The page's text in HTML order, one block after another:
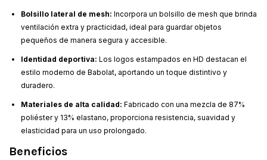
Bolsillo lateral de mesh: Incorpora un bolsillo de mesh que brinda
ventilación extra y practicidad, ideal para guardar objetos
pequeños de manera segura y accesible.
Identidad deportiva: Los logos estampados en HD destacan el
estilo moderno de Babolat, aportando un toque distintivo y
duradero.
Materiales de alta calidad: Fabricado con una mezcla de 87%
poliéster y 13% elastano, proporciona resistencia, suavidad y
elasticidad para un uso prolongado.
Beneficios